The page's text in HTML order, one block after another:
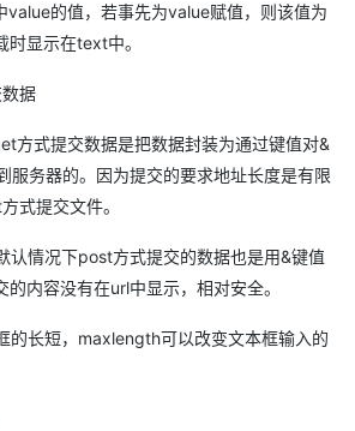
value的值，若事先为value赋值，则该值为
时显示在text中。
据
方式提交数据是把数据封装为通过键值对&
服务器的。因为提交的要求地址长度是有限
式提交文件。
认情况下post方式提交的数据也是用&键值
内容没有在url中显示，相对安全。
的长短，maxlength可以改变文本框输入的